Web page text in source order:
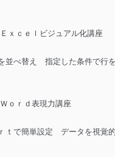
ｘｃｅｌビジュアル化講座
並べ替え 指定した条件で行を
ｏｒｄ表現力講座
ｔで簡単設定 データを視覚